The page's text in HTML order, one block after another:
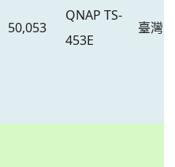
50,053
QNAP TS-
453E
臺灣